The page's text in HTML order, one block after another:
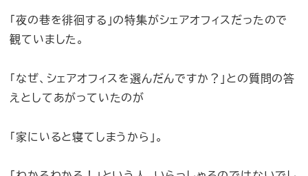
「夜の巷を徘徊する」の特集がシェアオフィスだったので
観ていました。
「なぜ、シェアオフィスを選んだんですか？」との質問の答
えとしてあがっていたのが
「家にいると寝てしまうから」。